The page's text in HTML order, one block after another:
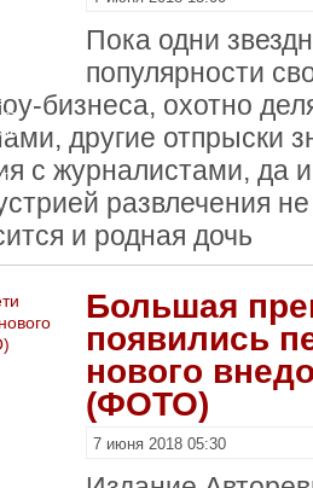
Пока одни
популярности
бизнеса, охотно
другие отпрыски
с журналистами, да
развлечения
и родная дочь
Большая
появились
нового
(ФОТО)
7 июня 2018 05:30